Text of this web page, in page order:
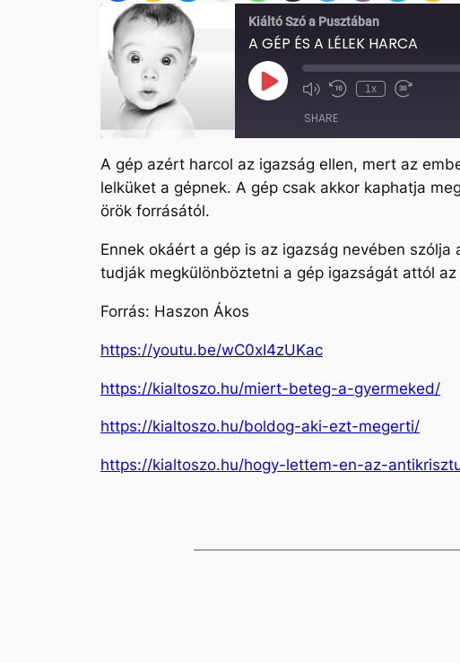
Kiáltó Szó a Pusztában
A GÉP ÉS A LÉLEK HARCA
Play
Episode Mute/Unmute
Rewind
1x
Fast
SHARE
SHARE
LINK
EMBED
A gép azért harcol az igazság ellen, mert az
lelküket a gépnek. A gép csak akkor kaphatja
örök forrásától.
Ennek okáért a gép is az igazság nevében
tudják megkülönböztetni a gép igazságát attól
Forrás: Haszon Ákos
https://youtu.be/wC0xI4zUKac
https://kialtoszo.hu/miert-beteg-a-gyermeked/
https://kialtoszo.hu/boldog-aki-ezt-megerti/
https://kialtoszo.hu/hogy-lettem-en-az-